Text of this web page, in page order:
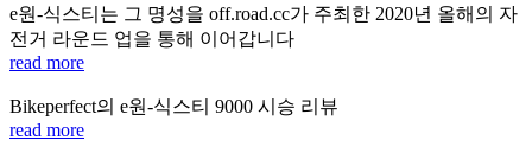
e원-식스티는 그 명성을 off.road.cc가 주최한 2020년 올해의 자
전거 라운드 업을 통해 이어갑니다
read more
Bikeperfect의 e원-식스티 9000 시승 리뷰
read more